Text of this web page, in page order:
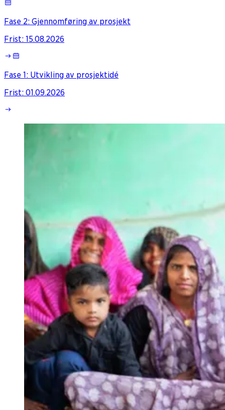
Fase 2: Gjennomføring av prosjekt
Frist: 15.08.2026
Fase 1: Utvikling av prosjektidé
Frist: 01.09.2026